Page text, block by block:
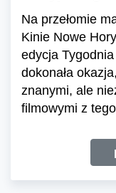
Na przełomie
Kinie Nowe
edycja
dokonała
znanymi, ale
filmowymi z